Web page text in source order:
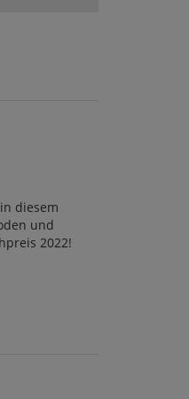
diesem
und
2022!